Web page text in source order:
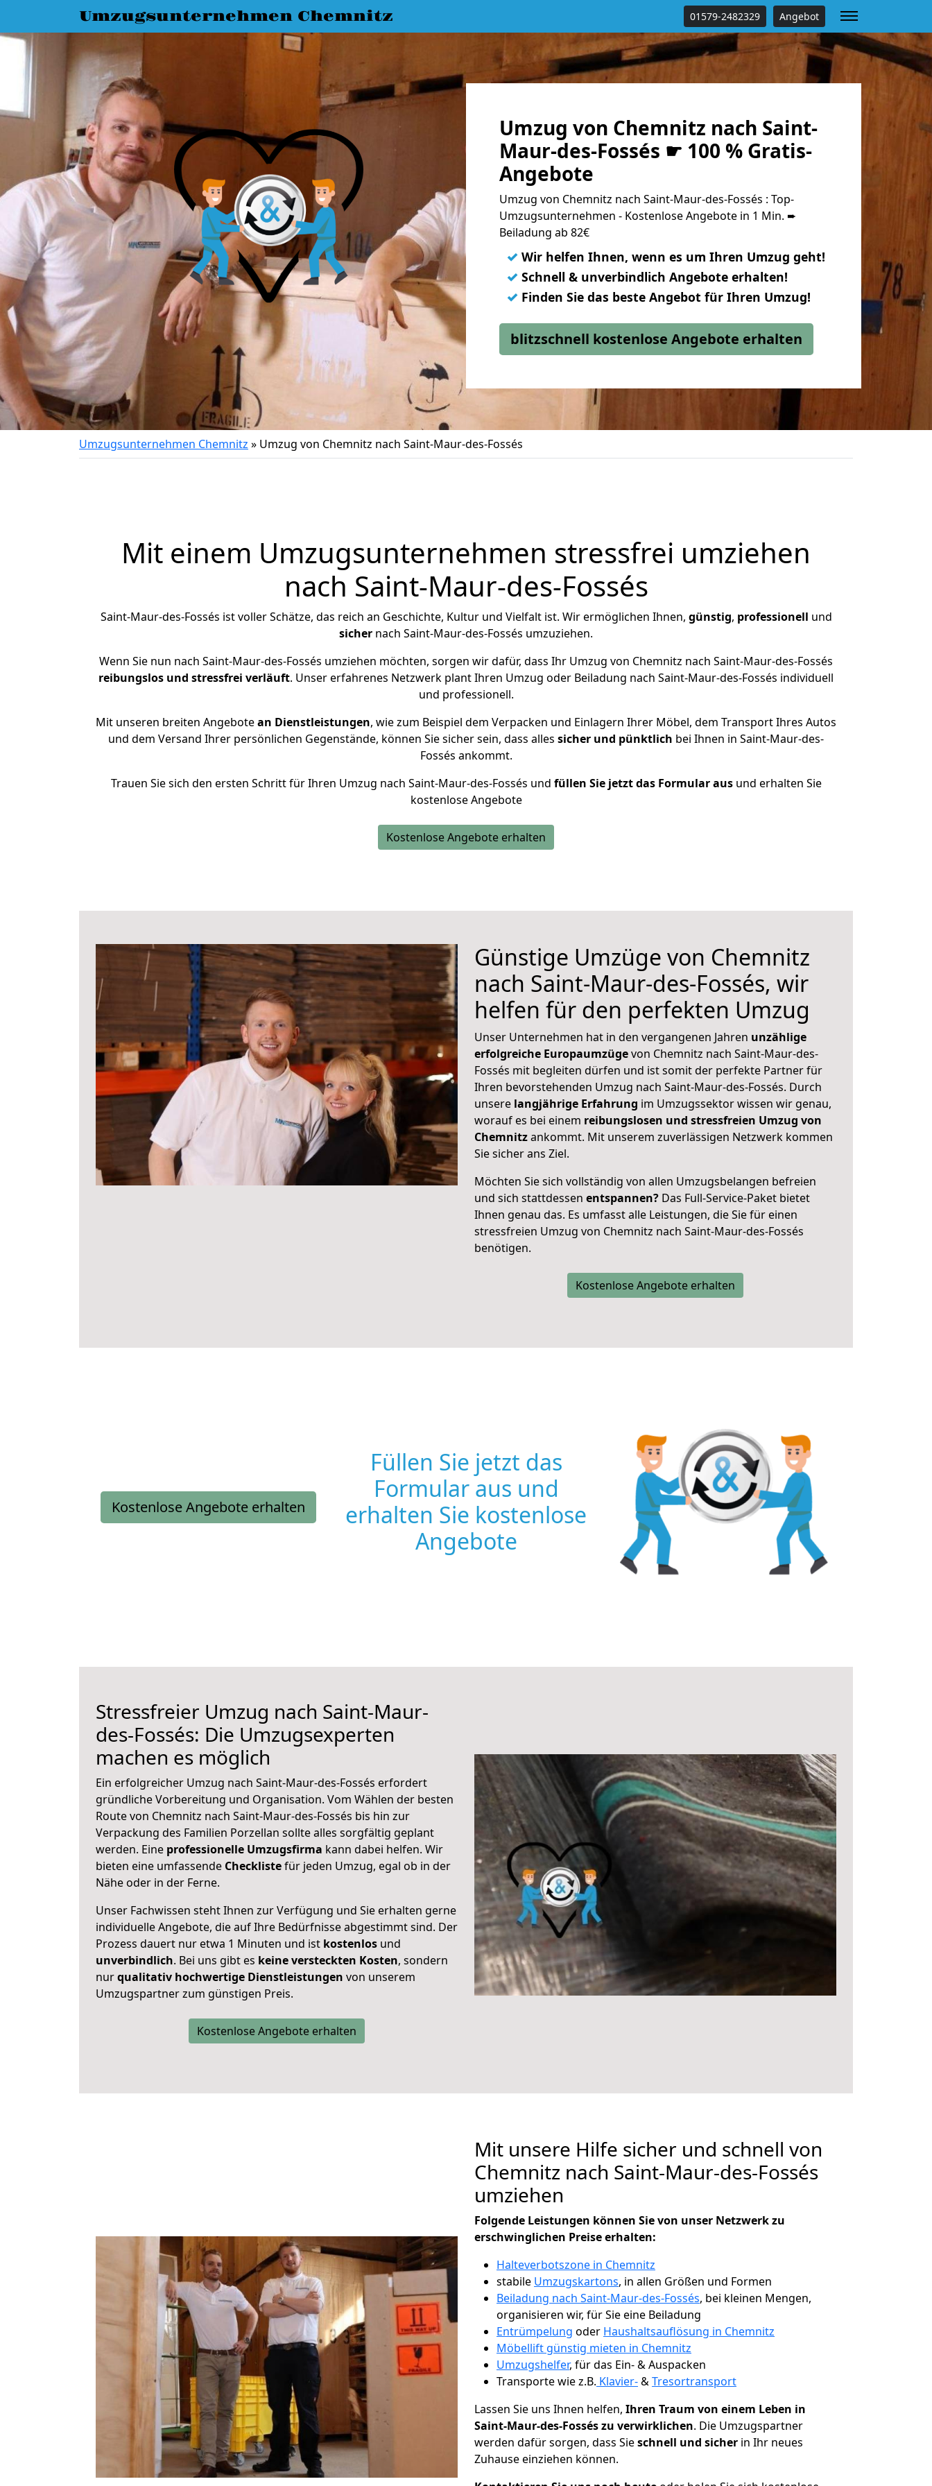
Umzugsunternehmen Chemnitz 01579-2482329 Angebot
Umzug von Chemnitz nach Saint-
Maur-des-Fossés ☛ 100 % Gratis-
Angebote
Umzug von Chemnitz nach Saint-Maur-des-Fossés : Top-
Umzugsunternehmen - Kostenlose Angebote in 1 Min. ➨
Beiladung ab 82€
✓ Wir helfen Ihnen, wenn es um Ihren Umzug geht!
✓ Schnell & unverbindlich Angebote erhalten!
✓ Finden Sie das beste Angebot für Ihren Umzug!
blitzschnell kostenlose Angebote erhalten
Umzugsunternehmen Chemnitz » Umzug von Chemnitz nach Saint-Maur-des-Fossés
Mit einem Umzugsunternehmen stressfrei umziehen
nach Saint-Maur-des-Fossés
Saint-Maur-des-Fossés ist voller Schätze, das reich an Geschichte, Kultur und Vielfalt ist. Wir ermöglichen Ihnen, günstig, professionell und
sicher nach Saint-Maur-des-Fossés umzuziehen.
Wenn Sie nun nach Saint-Maur-des-Fossés umziehen möchten, sorgen wir dafür, dass Ihr Umzug von Chemnitz nach Saint-Maur-des-Fossés
reibungslos und stressfrei verläuft. Unser erfahrenes Netzwerk plant Ihren Umzug oder Beiladung nach Saint-Maur-des-Fossés individuell
und professionell.
Mit unseren breiten Angebotean Dienstleistungen, wie zum Beispiel dem Verpacken und Einlagern Ihrer Möbel, dem Transport Ihres Autos
und dem Versand Ihrer persönlichen Gegenstände, können Sie sicher sein, dass alles sicher und pünktlich bei Ihnen in Saint-Maur-des-
Fossés ankommt.
Trauen Sie sich den ersten Schritt für Ihren Umzug nach Saint-Maur-des-Fossés und füllen Sie jetzt das Formular ausund erhalten Sie
kostenlose Angebote
Kostenlose Angebote erhalten
Günstige Umzüge von Chemnitz
nach Saint-Maur-des-Fossés, wir
helfen für den perfekten Umzug
Unser Unternehmen hat in den vergangenen Jahren unzählige
erfolgreiche Europaumzügevon Chemnitz nach Saint-Maur-des-
Fossés mit begleiten dürfen und ist somit der perfekte Partner für
Ihren bevorstehenden Umzug nach Saint-Maur-des-Fossés. Durch
unsere langjährige Erfahrung im Umzugssektor wissen wir genau,
worauf es bei einem reibungslosen und stressfreien Umzug von
Chemnitzankommt. Mit unserem zuverlässigen Netzwerk kommen
Sie sicher ans Ziel.
Möchten Sie sich vollständig von allen Umzugsbelangen befreien
und sich stattdessen entspannen? Das Full-Service-Paket bietet
Ihnen genau das. Es umfasst alle Leistungen, die Sie für einen
stressfreien Umzug von Chemnitz nach Saint-Maur-des-Fossés
benötigen.
Kostenlose Angebote erhalten
Kostenlose Angebote erhalten
Füllen Sie jetzt das
Formular aus und
erhalten Sie kostenlose
Angebote
Stressfreier Umzug nach Saint-Maur-
des-Fossés: Die Umzugsexperten
machen es möglich
Ein erfolgreicher Umzug nach Saint-Maur-des-Fossés erfordert
gründliche Vorbereitung und Organisation. Vom Wählen der besten
Route von Chemnitz nach Saint-Maur-des-Fossés bis hin zur
Verpackung des Familien Porzellan sollte alles sorgfältig geplant
werden. Eine professionelle Umzugsfirma kann dabei helfen. Wir
bieten eine umfassende Checklistefür jeden Umzug, egal ob in der
Nähe oder in der Ferne.
Unser Fachwissen steht Ihnen zur Verfügung und Sie erhalten gerne
individuelle Angebote, die auf Ihre Bedürfnisse abgestimmt sind. Der
Prozess dauert nur etwa 1 Minuten und ist kostenlos und
unverbindlich. Bei uns gibt es keine versteckten Kosten, sondern
nurqualitativ hochwertige Dienstleistungen von unserem
Umzugspartner zum günstigen Preis.
Kostenlose Angebote erhalten
Mit unsere Hilfe sicher und schnell von
Chemnitz nach Saint-Maur-des-Fossés
umziehen
Folgende Leistungen können Sie von unser Netzwerk zu
erschwinglichen Preise erhalten:
Halteverbotszone in Chemnitz
stabile Umzugskartons, in allen Größen und Formen
Beiladung nach Saint-Maur-des-Fossés, bei kleinen Mengen,
organisieren wir, für Sie eine Beiladung
Entrümpelung oder Haushaltsauflösung in Chemnitz
Möbellift günstig mieten in Chemnitz
Umzugshelfer, für das Ein- & Auspacken
Transporte wie z.B. Klavier-&Tresortransport
Lassen Sie uns Ihnen helfen, Ihren Traum von einem Leben in
Saint-Maur-des-Fossés zu verwirklichen. Die Umzugspartner
werden dafür sorgen, dass Sieschnell und sicher in Ihr neues
Zuhause einziehen können.